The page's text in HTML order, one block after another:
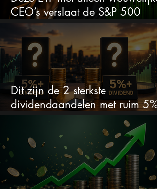
CEO’s verslaat de S&P 500
keihard
Dit zijn de 2 sterkste
dividendaandelen met ruim 5%